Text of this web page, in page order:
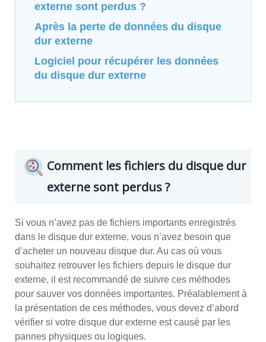
externe sont perdus ?
Après la perte de données du disque
dur externe
Logiciel pour récupérer les données
du disque dur externe
Comment les fichiers du disque dur
externe sont perdus ?
Si vous n’avez pas de fichiers importants enregistrés
dans le disque dur externe, vous n’avez besoin que
d’acheter un nouveau disque dur. Au cas où vous
souhaitez retrouver les fichiers depuis le disque dur
externe, il est recommandé de suivre ces méthodes
pour sauver vos données importantes. Préalablement à
la présentation de ces méthodes, vous devez d’abord
vérifier si votre disque dur externe est causé par les
pannes physiques ou logiques.